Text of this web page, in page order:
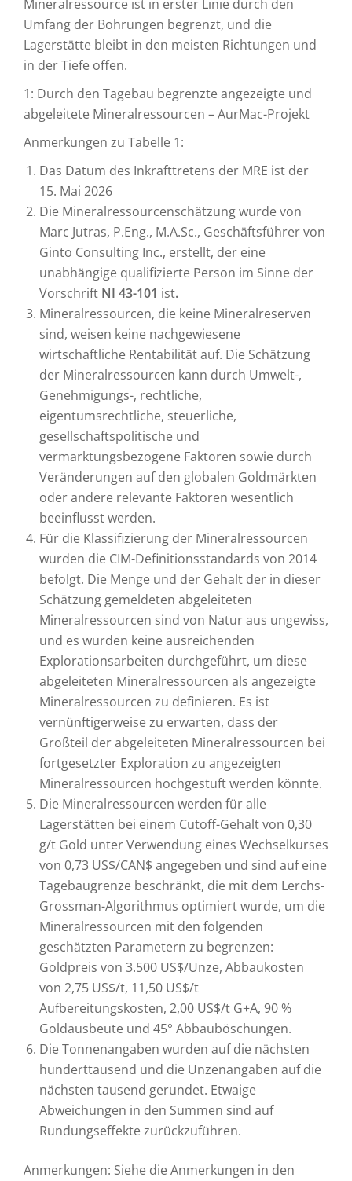
Mineralressource ist in erster Linie durch den
Umfang der Bohrungen begrenzt, und die
Lagerstätte bleibt in den meisten Richtungen und
in der Tiefe offen.
1: Durch den Tagebau begrenzte angezeigte und
abgeleitete Mineralressourcen – AurMac-Projekt
Anmerkungen zu Tabelle 1:
Das Datum des Inkrafttretens der MRE ist der
15. Mai 2026
Die Mineralressourcenschätzung wurde von
Marc Jutras, P.Eng., M.A.Sc., Geschäftsführer von
Ginto Consulting Inc., erstellt, der eine
unabhängige qualifizierte Person im Sinne der
Vorschrift NI 43-101 ist.
Mineralressourcen, die keine Mineralreserven
sind, weisen keine nachgewiesene
wirtschaftliche Rentabilität auf. Die Schätzung
der Mineralressourcen kann durch Umwelt-,
Genehmigungs-, rechtliche,
eigentumsrechtliche, steuerliche,
gesellschaftspolitische und
vermarktungsbezogene Faktoren sowie durch
Veränderungen auf den globalen Goldmärkten
oder andere relevante Faktoren wesentlich
beeinflusst werden.
Für die Klassifizierung der Mineralressourcen
wurden die CIM-Definitionsstandards von 2014
befolgt. Die Menge und der Gehalt der in dieser
Schätzung gemeldeten abgeleiteten
Mineralressourcen sind von Natur aus ungewiss,
und es wurden keine ausreichenden
Explorationsarbeiten durchgeführt, um diese
abgeleiteten Mineralressourcen als angezeigte
Mineralressourcen zu definieren. Es ist
vernünftigerweise zu erwarten, dass der
Großteil der abgeleiteten Mineralressourcen bei
fortgesetzter Exploration zu angezeigten
Mineralressourcen hochgestuft werden könnte.
Die Mineralressourcen werden für alle
Lagerstätten bei einem Cutoff-Gehalt von 0,30
g/t Gold unter Verwendung eines Wechselkurses
von 0,73 US$/CAN$ angegeben und sind auf eine
Tagebaugrenze beschränkt, die mit dem Lerchs-
Grossman-Algorithmus optimiert wurde, um die
Mineralressourcen mit den folgenden
geschätzten Parametern zu begrenzen:
Goldpreis von 3.500 US$/Unze, Abbaukosten
von 2,75 US$/t, 11,50 US$/t
Aufbereitungskosten, 2,00 US$/t G+A, 90 %
Goldausbeute und 45° Abbauböschungen.
Die Tonnenangaben wurden auf die nächsten
hunderttausend und die Unzenangaben auf die
nächsten tausend gerundet. Etwaige
Abweichungen in den Summen sind auf
Rundungseffekte zurückzuführen.
Anmerkungen: Siehe die Anmerkungen in den